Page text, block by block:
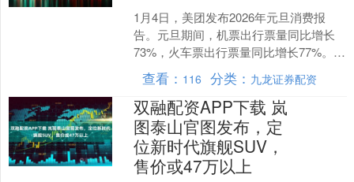
1月4日，美团发布2026年元旦消费报
告。元旦期间，机票出行票量同比增长
73%，火车票出行票量同比增长77%。洗
浴行业订单量同比增长57%，KTV订单量
同比增长....
查看： 116 分类： 九龙证券配资
双融配资APP下载 岚
图泰山官图发布，定
位新时代旗舰SUV，
售价或47万以上